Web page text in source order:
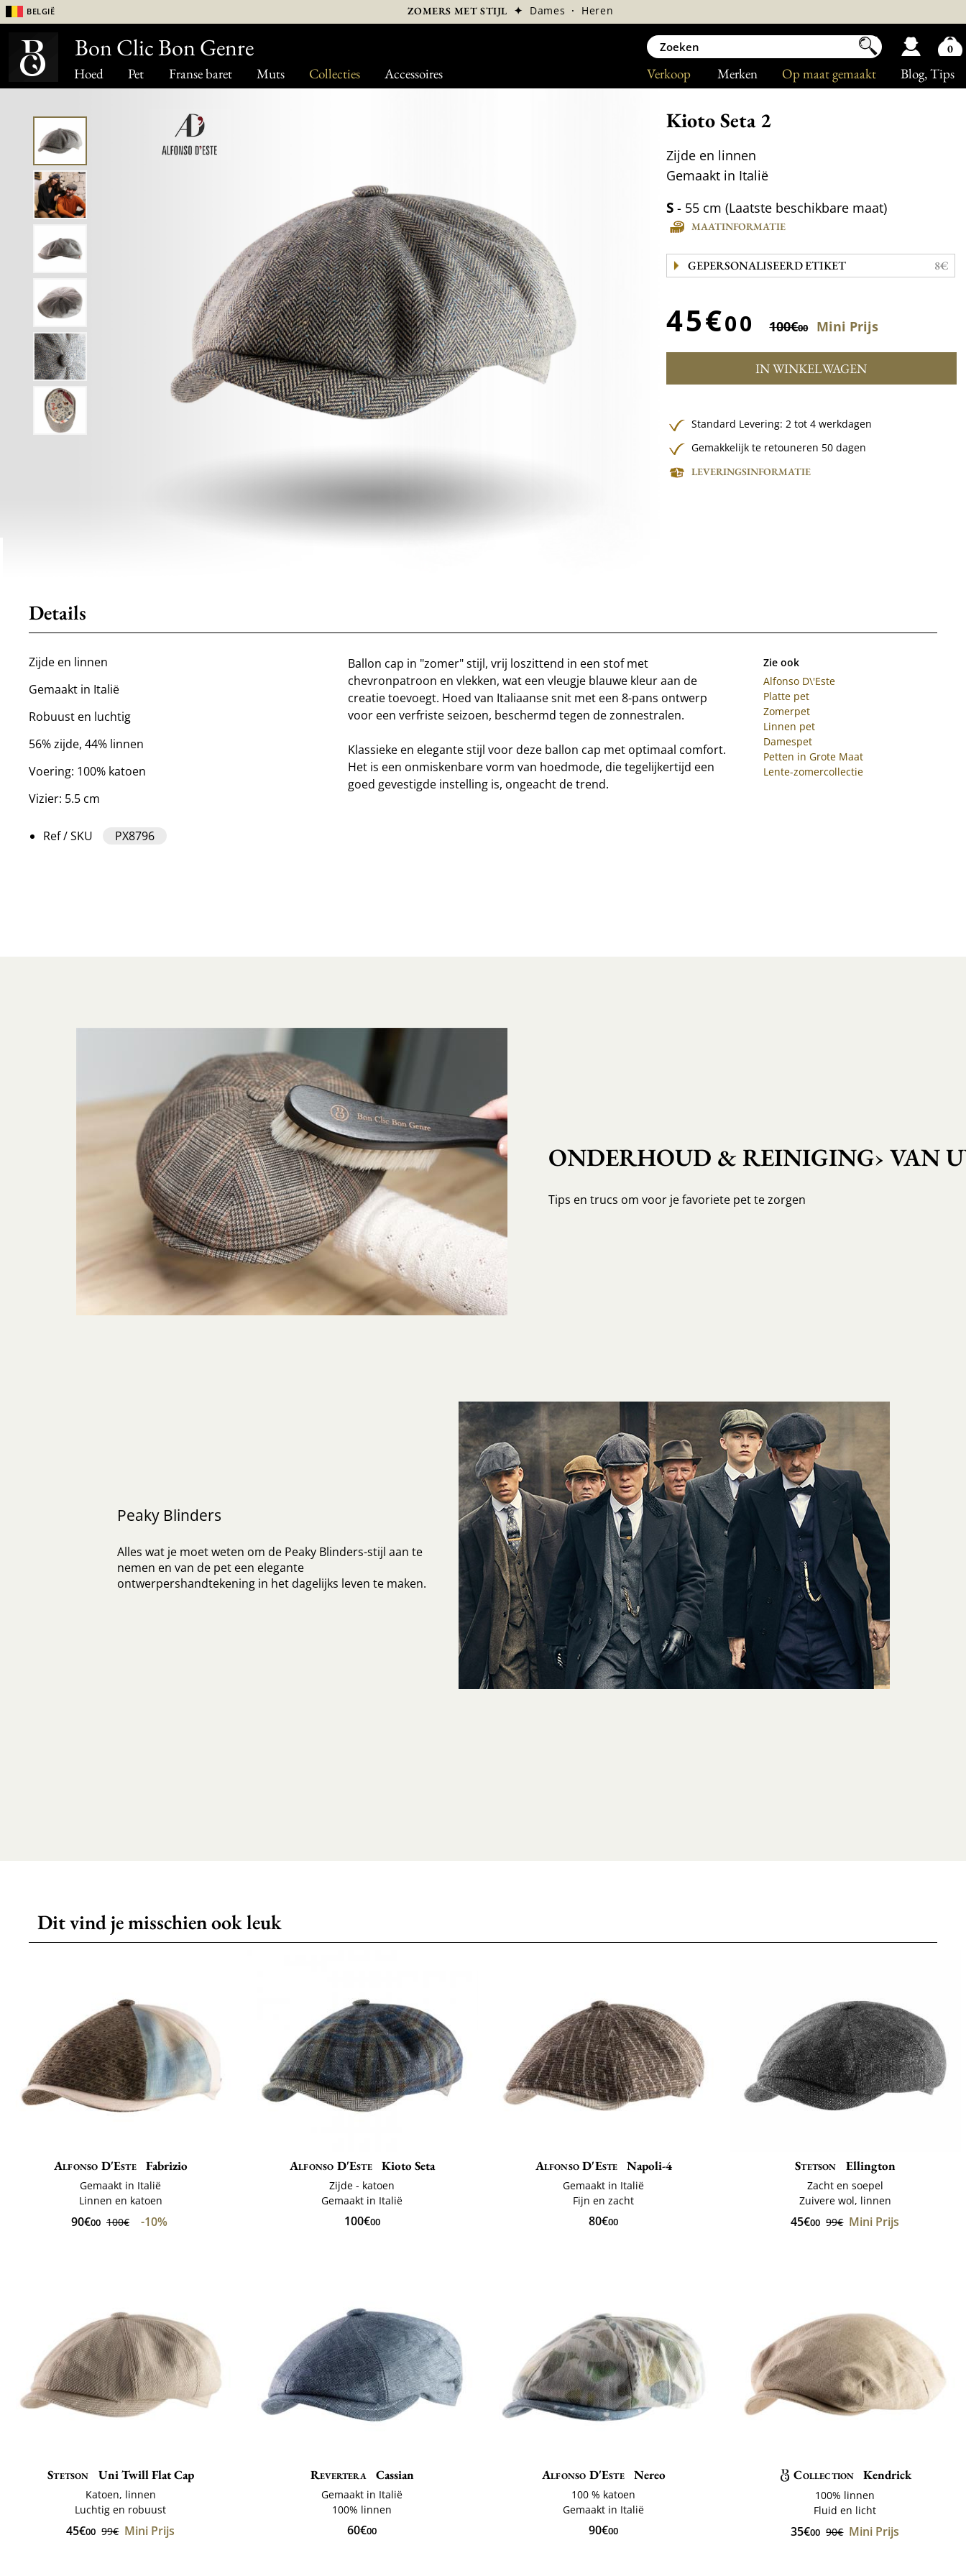
Hoed Pet Franse baret Muts Collecties Accessoires Blog, Tips
Op maat gemaakt
Merken
Verkoop
België ZOMERS MET STIJL ✦ Dames · Heren
Kioto Seta 2
Zijde en linnen
Gemaakt in Italië
S - 55 cm (Laatste beschikbare maat)
MAATINFORMATIE
GEPERSONALISEERD ETIKET 8€
45€00 100€00 Mini Prijs
IN WINKELWAGEN
Standard Levering: 2 tot 4 werkdagen
Gemakkelijk te retouneren 50 dagen
LEVERINGSINFORMATIE
Details
Zijde en linnen
Gemaakt in Italië
Robuust en luchtig
56% zijde, 44% linnen
Voering: 100% katoen
Vizier: 5.5 cm
Ref / SKU PX8796
Ballon cap in "zomer" stijl, vrij loszittend in een stof met
chevronpatroon en vlekken, wat een vleugje blauwe kleur aan de
creatie toevoegt. Hoed van Italiaanse snit met een 8-pans ontwerp
voor een verfriste seizoen, beschermd tegen de zonnestralen.
Klassieke en elegante stijl voor deze ballon cap met optimaal comfort.
Het is een onmiskenbare vorm van hoedmode, die tegelijkertijd een
goed gevestigde instelling is, ongeacht de trend.
Zie ook
Alfonso D\'Este
Platte pet
Zomerpet
Linnen pet
Damespet
Petten in Grote Maat
Lente-zomercollectie
ONDERHOUD & REINIGING› VAN
Tips en trucs om voor je favoriete pet te zorgen
Peaky Blinders
Alles wat je moet weten om de Peaky Blinders-stijl aan te
nemen en van de pet een elegante
ontwerpershandtekening in het dagelijks leven te maken.
Dit vind je misschien ook leuk
Alfonso D'Este Fabrizio
Gemaakt in Italië
Linnen en katoen
90€00 100€ -10%
Alfonso D'Este Kioto Seta
Zijde - katoen
Gemaakt in Italië
100€00
Alfonso D'Este Napoli-4
Gemaakt in Italië
Fijn en zacht
80€00
Stetson Ellington
Zacht en soepel
Zuivere wol, linnen
45€00 99€ Mini Prijs
Stetson Uni Twill Flat Cap
Katoen, linnen
Luchtig en robuust
45€00 99€ Mini Prijs
Revertera Cassian
Gemaakt in Italië
100% linnen
60€00
Alfonso D'Este Nereo
100 % katoen
Gemaakt in Italië
90€00
Collection Kendrick
100% linnen
Fluid en licht
35€00 90€ Mini Prijs
Bon Clic Bon Genre 0